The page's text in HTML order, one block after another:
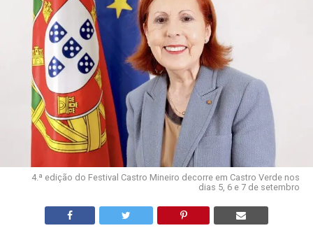
4.ª edição do Festival Castro Mineiro decorre em Castro Verde nos
dias 5, 6 e 7 de setembro